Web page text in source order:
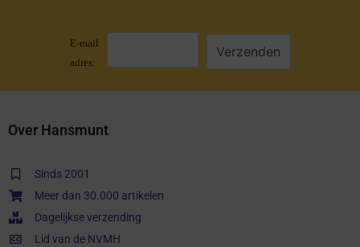
E-mail
adres:
Over Hansmunt
Sinds 2001
Meer dan 30.000 artikelen
Dagelijkse verzending
Lid van de NVMH